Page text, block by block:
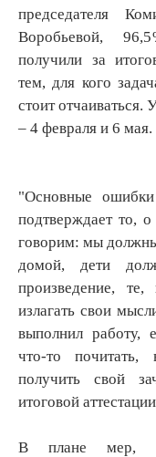
председателя
Воробьевой, 96,5
получили за
тем, для кого
стоит отчаиваться.
– 4 февраля и 6 мая.
"Основные
подтверждает то,
говорим: мы
домой, дети
произведение, те,
излагать свои
выполнил работу,
что‑то
получить свой
итоговой
В плане мер,